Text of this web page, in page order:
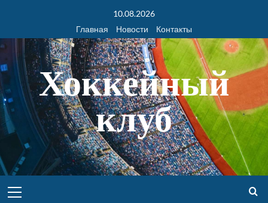
10.08.2026
Главная
Новости Контакты
Хоккейный
клуб